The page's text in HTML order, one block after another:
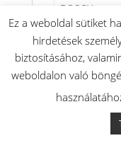
BOSCH
BOSCH
BOSCH
BOSCH
Ez a weboldal sütiket
hirdetések
biztosításához,
weboldalon való